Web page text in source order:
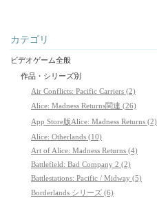
カテゴリ
ビデオゲーム全般
作品・シリーズ別
Air Conflicts: Pacific Carriers (2)
Alice: Madness Returns関連 (26)
App Store版Alice: Madness Returns (2)
Alice: Otherlands (10)
Art of Alice: Madness Returns (4)
Battlefield: Bad Company 2 (2)
Battlestations: Pacific / Midway (5)
Borderlands シリーズ (6)